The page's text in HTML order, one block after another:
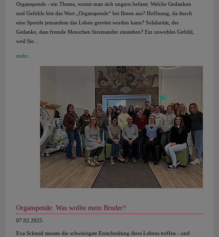
Organspende - ein Thema, womit man sich ungern befasst. Welche Gedanken
und Gefühle löst das Wort „Organspende“ bei Ihnen aus? Hoffnung, da durch
eine Spende jemandem das Leben gerettet werden kann? Solidarität, der
Gedanke, dass fremde Menschen füreinander einstehen? Ein unwohles Gefühl,
weil Sie…
mehr...
Organspende: Was wollte mein Bruder?
07.02.2025
Eva Schmid musste die schwierigste Entscheidung ihres Lebens treffen - und